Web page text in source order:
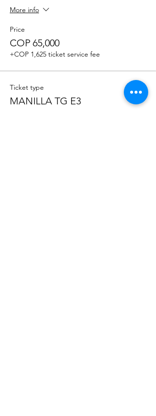
More info
Price
COP 65,000
+COP 1,625 ticket service fee
Ticket type
MANILLA TG E3